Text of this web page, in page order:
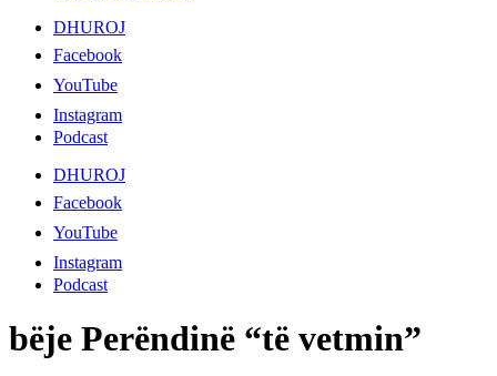
DHUROJ
Facebook
YouTube
Instagram
Podcast
DHUROJ
Facebook
YouTube
Instagram
Podcast
bëje Perëndinë “të vetmin”